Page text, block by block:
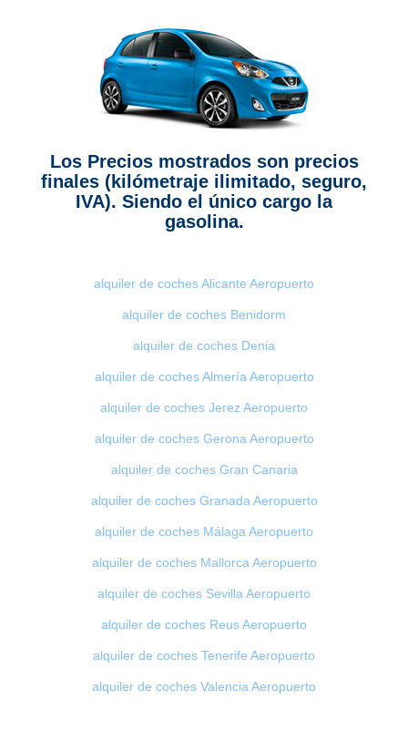
Los Precios mostrados son precios
finales (kilómetraje ilimitado, seguro,
IVA). Siendo el único cargo la
gasolina.
alquiler de coches Alicante Aeropuerto
alquiler de coches Benidorm
alquiler de coches Denia
alquiler de coches Almería Aeropuerto
alquiler de coches Jerez Aeropuerto
alquiler de coches Gerona Aeropuerto
alquiler de coches Gran Canaria
alquiler de coches Granada Aeropuerto
alquiler de coches Málaga Aeropuerto
alquiler de coches Mallorca Aeropuerto
alquiler de coches Sevilla Aeropuerto
alquiler de coches Reus Aeropuerto
alquiler de coches Tenerife Aeropuerto
alquiler de coches Valencia Aeropuerto